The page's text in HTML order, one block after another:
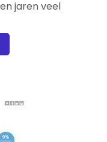
jaren veel